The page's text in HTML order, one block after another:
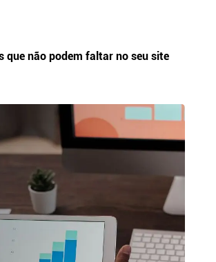
que não podem faltar no seu site